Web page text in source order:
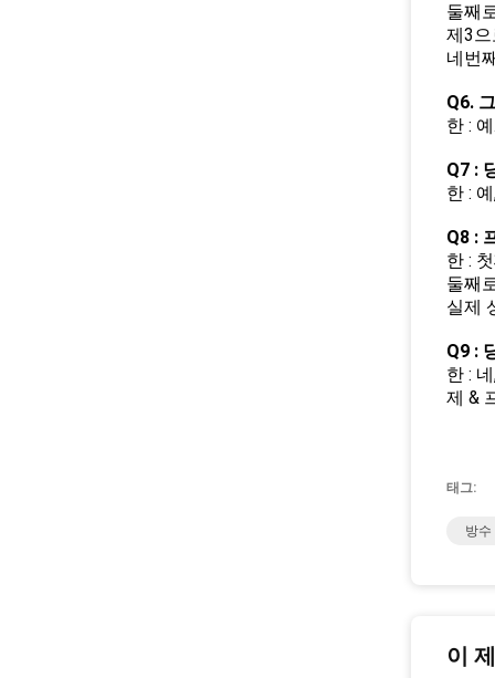
둘째
제3
네번
Q6.
한 :
Q7 :
한 :
Q8 :
한 :
둘째
실제
Q9 :
한 :
제 &
태그:
방수
이